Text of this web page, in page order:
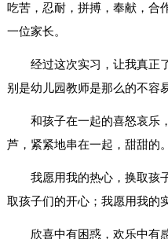
吃苦，忍耐，拼搏，奉献，合
一位家长。
经过这次实习，让我真正
别是幼儿园教师是那么的不容易
和孩子在一起的喜怒哀乐
芦，紧紧地串在一起，甜甜的。
我愿用我的热心，换取孩
取孩子们的开心；我愿用我的
欣喜中有困惑，欢乐中有